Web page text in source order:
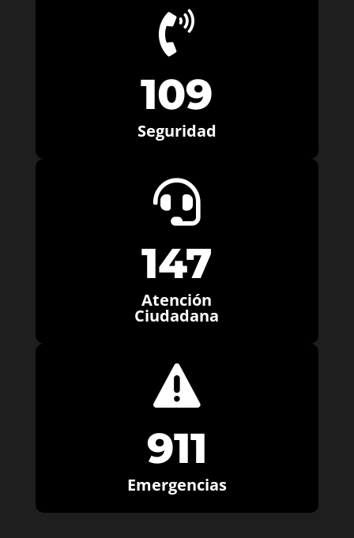

109
Seguridad

147
Atención
Ciudadana

911
Emergencias